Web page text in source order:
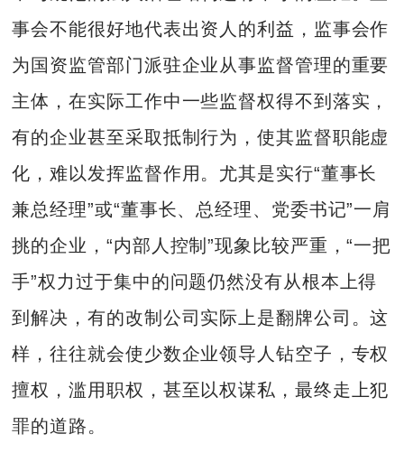
事会不能很好地代表出资人的利益，监事会作
为国资监管部门派驻企业从事监督管理的重要
主体，在实际工作中一些监督权得不到落实，
有的企业甚至采取抵制行为，使其监督职能虚
化，难以发挥监督作用。尤其是实行“董事长
兼总经理”或“董事长、总经理、党委书记”一肩
挑的企业，“内部人控制”现象比较严重，“一把
手”权力过于集中的问题仍然没有从根本上得
到解决，有的改制公司实际上是翻牌公司。这
样，往往就会使少数企业领导人钻空子，专权
擅权，滥用职权，甚至以权谋私，最终走上犯
罪的道路。